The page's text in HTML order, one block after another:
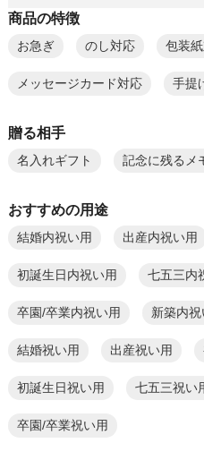
商品の特徴
お急ぎ のし対応 包装
メッセージカード対応 手提
贈る相手
名入れギフト 記念に残るメ
おすすめの用途
結婚内祝い用 出産内祝い用
初誕生日内祝い用 七五三内
卒園/卒業内祝い用 新築内祝
結婚祝い用 出産祝い用
初誕生日祝い用 七五三祝い
卒園/卒業祝い用